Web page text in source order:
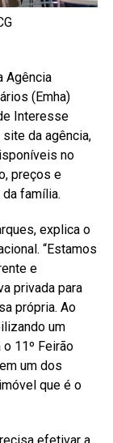
Agência
(Emha)
Interesse
da agência,
no
preços e
família.
explica o
“Estamos
e
privada para
própria. Ao
um
11º Feirão
um dos
que é o